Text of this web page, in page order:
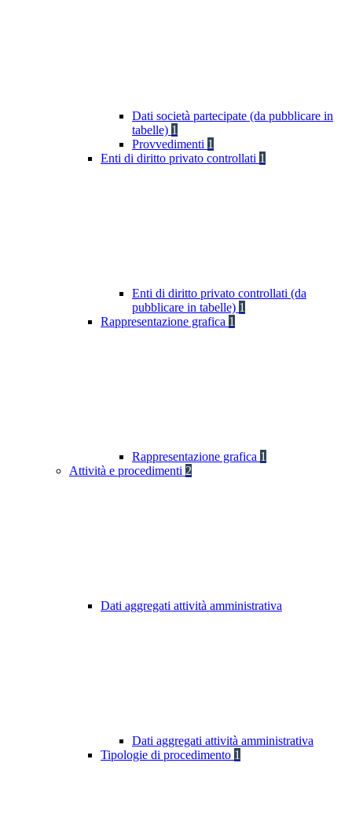
Dati società partecipate (da pubblicare in
tabelle) 1
Provvedimenti 1
Enti di diritto privato controllati 1
Enti di diritto privato controllati (da
pubblicare in tabelle) 1
Rappresentazione grafica 1
Rappresentazione grafica 1
Attività e procedimenti 2
Dati aggregati attività amministrativa
Dati aggregati attività amministrativa
Tipologie di procedimento 1